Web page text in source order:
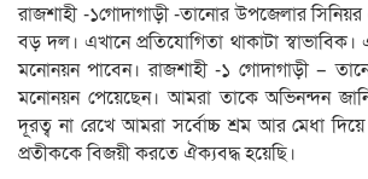
রাজশাহী -১গোদাগাড়ী -তানোর উপজেলার
বড় দল। এখানে প্রতিযোগিতা থাকাটা
মনোনয়ন পাবেন। রাজশাহী -১ গোদাগাড়ী –
মনোনয়ন পেয়েছেন। আমরা তাকে অভিনন্দন
দূরত্ব না রেখে আমরা সর্বোচ্চ শ্রম আর মেধা
প্রতীককে বিজয়ী করতে ঐক্যবদ্ধ হয়েছি।